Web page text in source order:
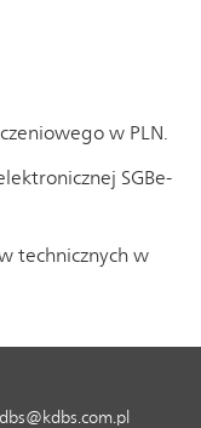
w PLN.
SGBe-
technicznych w